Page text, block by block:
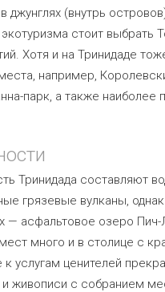
(внутрь
стоит выбрать
Хотя и на Тринидаде
например,
парк, а также наиболее
Тринидада составляют
грязевые вулканы,
— асфальтовое озеро
много и в столице с
услугам ценителей
живописи с собранием